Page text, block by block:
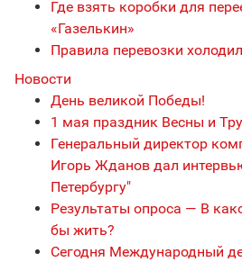
Где взять коробки для
«Газелькин»
Правила перевозки
Новости
День великой Победы!
1 мая праздник Весны и
Генеральный директор
Игорь Жданов дал
Петербургу"
Результаты опроса — В
бы жить?
Сегодня Международный